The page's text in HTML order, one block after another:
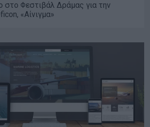
στο Φεστιβάλ Δράμας για την
«Αίνιγμα»